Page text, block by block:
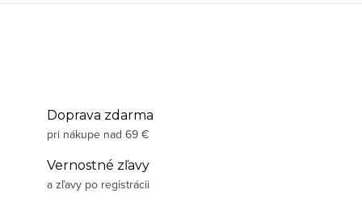
Doprava zdarma
pri nákupe nad 69 €
Vernostné zľavy
a zľavy po registrácii